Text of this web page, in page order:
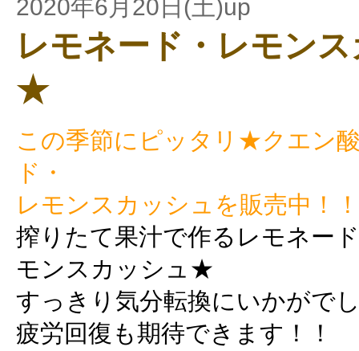
2020年6月20日(土)up
レモネード・レモン
★
この季節にピッタリ★クエン
ド・
レモンスカッシュを販売中！！
搾りたて果汁で作るレモネー
モンスカッシュ★
すっきり気分転換にいかがで
疲労回復も期待できます！！